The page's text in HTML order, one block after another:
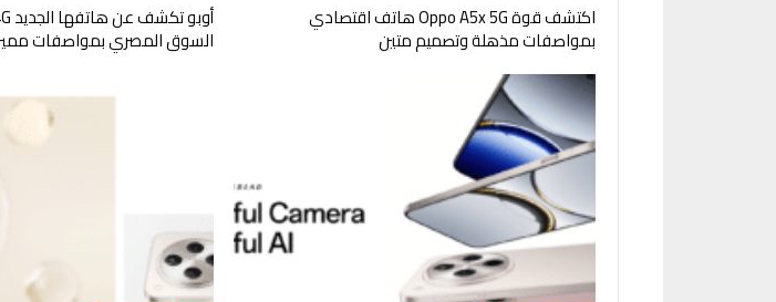
اكتشف قوة Oppo A5x 5G هاتف اقتصادي
بمواصفات مذهلة وتصميم متين السوق المصري بمواصفات